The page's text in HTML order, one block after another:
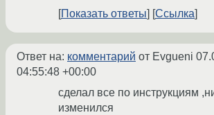
Показать ответы Ссылка
Ответ на: комментарий от Evgueni
04:55:48 +00:00
сделал все по инструкциям
изменился